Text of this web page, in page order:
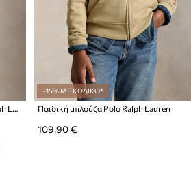
-15% ΜΕ ΚΩΔΙΚΟ*
Παιδική μπλούζα Polo Ralph Lauren
109,90 €